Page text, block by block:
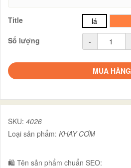
Title lá
Số lượng
-
MUA HÀNG
SKU: 4026
Loại sản phẩm: KHAY CƠM
🛍️ Tên sản phẩm chuẩn SEO: